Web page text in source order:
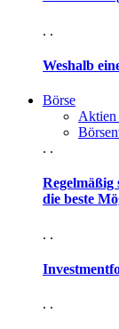
. .
Weshalb
Börse
Aktien
. .
die beste
. .
. .